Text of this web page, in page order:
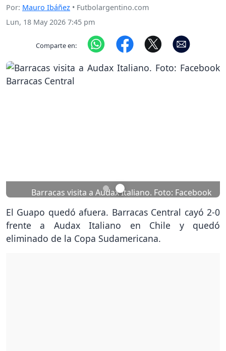
Por: Mauro Ibáñez • Futbolargentino.com
Lun, 18 May 2026 7:45 pm
Comparte en:
Barracas visita a Audax Italiano. Foto: Facebook
El Guapo quedó afuera. Barracas Central cayó 2-0
frente a Audax Italiano en Chile y quedó
eliminado de la Copa Sudamericana.